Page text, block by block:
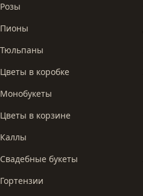
Розы
Пионы
Тюльпаны
Цветы в коробке
Монобукеты
Цветы в корзине
Каллы
Свадебные букеты
Гортензии